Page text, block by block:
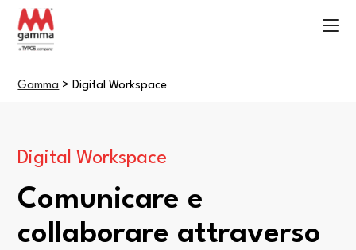
Gamma >Digital Workspace
Digital Workspace
Comunicare e
collaborare attraverso